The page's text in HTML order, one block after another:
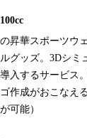
昇華スポーツウ
グッズ。3Dシミ
入するサービス
作成がおこなえ
可能）